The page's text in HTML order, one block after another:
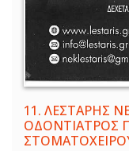
11. ΛΕΣΤΑΡΗΣ
ΟΔΟΝΤΙΑΤΡΟΣ